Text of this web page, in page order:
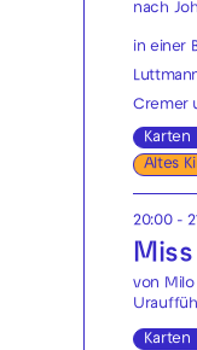
nach
in einer
Cremer
Karten
Altes
20:00 -
von Milo
Karten